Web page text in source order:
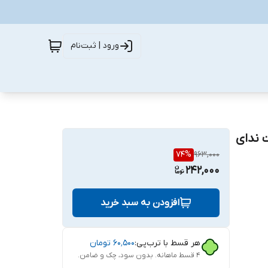
ورود | ثبت‌نام
ندای
963,000
74%
242,000
افزودن به سبد خرید
هر قسط با ترب‌پی:۶۰٬۵۰۰ تومان
۴ قسط ماهانه. بدون سود، چک و ضامن.